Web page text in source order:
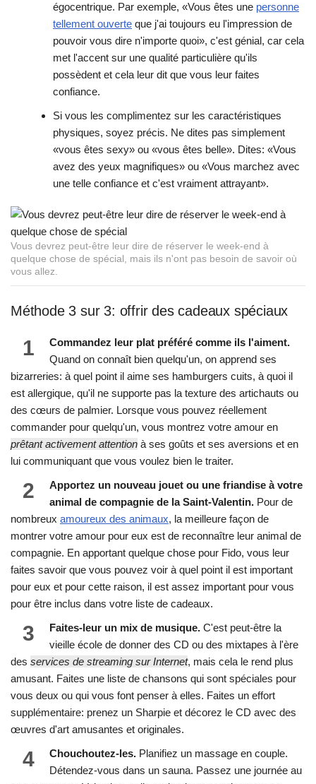
égocentrique. Par exemple, «Vous êtes une personne
tellement ouverte que j'ai toujours eu l'impression de
pouvoir vous dire n'importe quoi», c'est génial, car cela
met l'accent sur une qualité particulière qu'ils
possèdent et cela leur dit que vous leur faites
confiance.
Si vous les complimentez sur les caractéristiques
physiques, soyez précis. Ne dites pas simplement
«vous êtes sexy» ou «vous êtes belle». Dites: «Vous
avez des yeux magnifiques» ou «Vous marchez avec
une telle confiance et c'est vraiment attrayant».
Vous devrez peut-être leur dire de réserver le week-end à
quelque chose de spécial, mais ils n'ont pas besoin de savoir où
vous allez.
Méthode 3 sur 3: offrir des cadeaux spéciaux
1
Commandez leur plat préféré comme ils l'aiment.
Quand on connaît bien quelqu'un, on apprend ses
bizarreries: à quel point il aime ses hamburgers cuits, à quoi il
est allergique, qu'il ne supporte pas la texture des artichauts ou
des cœurs de palmier. Lorsque vous pouvez réellement
commander pour quelqu'un, vous montrez votre amour en
prêtant activement attention à ses goûts et ses aversions et en
lui communiquant que vous voulez bien le traiter.
2
Apportez un nouveau jouet ou une friandise à votre
animal de compagnie de la Saint-Valentin. Pour de
nombreux amoureux des animaux, la meilleure façon de
montrer votre amour pour eux est de reconnaître leur animal de
compagnie. En apportant quelque chose pour Fido, vous leur
faites savoir que vous pouvez voir à quel point il est important
pour eux et pour cette raison, il est assez important pour vous
pour être inclus dans votre liste de cadeaux.
3 Faites-leur un mix de musique. C'est peut-être la
vieille école de donner des CD ou des mixtapes à l'ère
des services de streaming sur Internet, mais cela le rend plus
amusant. Faites une liste de chansons qui sont spéciales pour
vous deux ou qui vous font penser à elles. Faites un effort
supplémentaire: prenez un Sharpie et décorez le CD avec des
œuvres d'art amusantes et originales.
4 Chouchoutez-les. Planifiez un massage en couple.
Détendez-vous dans un sauna. Passez une journée au